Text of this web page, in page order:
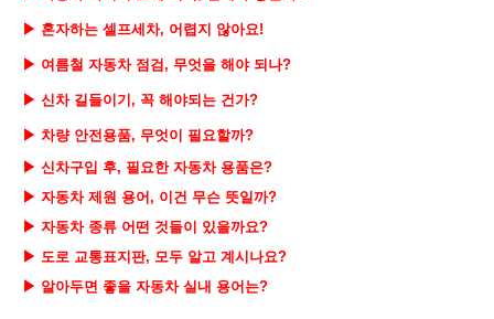
▶ 혼자하는 셀프세차, 어렵지 않아요!
▶ 여름철 자동차 점검, 무엇을 해야 되나?
▶ 신차 길들이기, 꼭 해야되는 건가?
▶ 차량안전용품, 무엇이 필요할까?
▶ 신차구입 후, 필요한 자동차 용품은?
▶ 자동차 제원 용어, 이건 무슨 뜻일까?
▶ 자동차 종류 어떤 것들이 있을까요?
▶ 도로 교통표지판, 모두 알고 계시나요?
▶ 알아두면 좋을 자동차 실내 용어는?